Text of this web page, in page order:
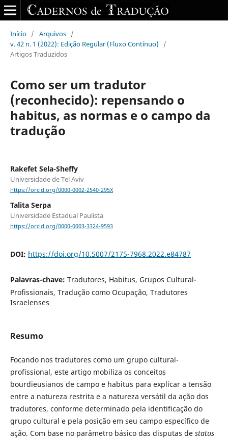
Início / Arquivos /
v. 42 n. 1 (2022): Edição Regular (Fluxo Contínuo)
/
Artigos Traduzidos
Como ser um tradutor
(reconhecido): repensando o
habitus, as normas e o campo da
tradução
Rakefet Sela-Sheffy
Universidade de Tel Aviv
https://orcid.org/0000-0002-2540-295X
Talita Serpa
Universidade Estadual Paulista
https://orcid.org/0000-0003-3324-9593
DOI: https://doi.org/10.5007/2175-7968.2022.e84787
Palavras-chave: Tradutores, Habitus, Grupos Cultural-
Profissionais, Tradução como Ocupação, Tradutores
Israelenses
Resumo
Focando nos tradutores como um grupo cultural-
profissional, este artigo mobiliza os conceitos
bourdieusianos de campo e habitus para explicar a tensão
entre a natureza restrita e a natureza versátil da ação dos
tradutores, conforme determinado pela identificação do
grupo cultural e pela posição em seu campo específico de
ação. Com base no parâmetro básico das disputas de status